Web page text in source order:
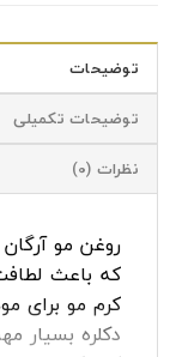
توضیحات
توضیحات تکمیلی
نظرات (0)
روغن مو
که باعث
کرم مو
دکلره بسیار